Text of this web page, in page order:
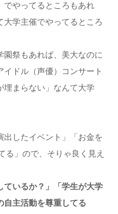
でやってるところもあれ
学主催でやってるところ
園祭もあれば、美大なのに
ドル（声優）コンサート
埋まらない」なんて大学
出したイベント」「お金を
る」ので、そりゃ良く見え
ているか？」「学生が大学
自主活動を尊重してる